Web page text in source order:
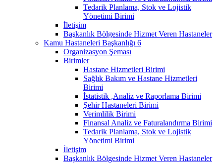
Tedarik Planlama, Stok ve Lojistik
Yönetimi Birimi
İletişim
Başkanlık Bölgesinde Hizmet Veren Hastaneler
Kamu Hastaneleri Başkanlığı 6
Organizasyon Şeması
Birimler
Hastane Hizmetleri Birimi
Sağlık Bakım ve Hastane Hizmetleri
Birimi
İstatistik ,Analiz ve Raporlama Birimi
Şehir Hastaneleri Birimi
Verimlilik Birimi
Finansal Analiz ve Faturalandırma Birimi
Tedarik Planlama, Stok ve Lojistik
Yönetimi Birimi
İletişim
Başkanlık Bölgesinde Hizmet Veren Hastaneler